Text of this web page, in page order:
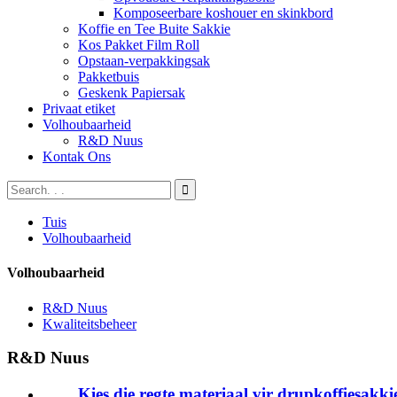
Komposeerbare koshouer en skinkbord
Koffie en Tee Buite Sakkie
Kos Pakket Film Roll
Opstaan-verpakkingsak
Pakketbuis
Geskenk Papiersak
Privaat etiket
Volhoubaarheid
R&D Nuus
Kontak Ons
Tuis
Volhoubaarheid
Volhoubaarheid
R&D Nuus
Kwaliteitsbeheer
R&D Nuus